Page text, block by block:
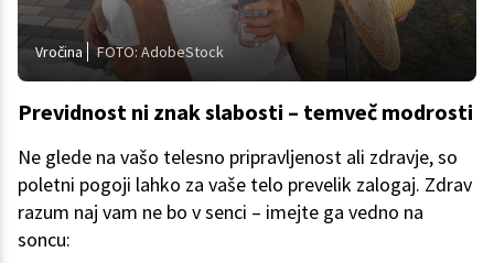
Vročina FOTO: AdobeStock
Previdnost ni znak slabosti – temveč modrosti
Ne glede na vašo telesno pripravljenost ali zdravje, so
poletni pogoji lahko za vaše telo prevelik zalogaj. Zdrav
razum naj vam ne bo v senci – imejte ga vedno na
soncu: